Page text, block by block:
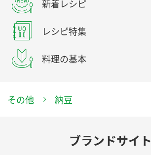
新着レシピ
レシピ特集
料理の基本
その他 納豆
ブランドサイト